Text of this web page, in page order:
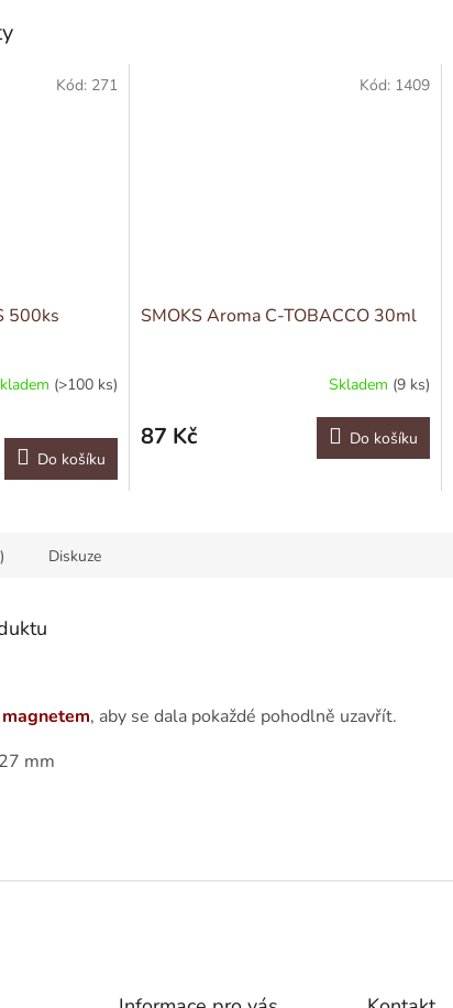
500ks
(>100 ks)
Do košíku
Kód: 271
SMOKS Aroma C-TOBACCO 30ml
Skladem (9 ks)
87 Kč Do košíku
Kód: 1409
Diskuze
magnetem, aby se dala pokaždé pohodlně uzavřít.
mm